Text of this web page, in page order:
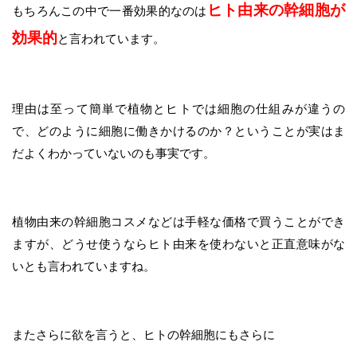
もちろんこの中で一番効果的なのは ヒト由来の幹細胞が
効果的と言われています。
理由は至って簡単で植物とヒトでは細胞の仕組みが違うの
で、どのように細胞に働きかけるのか？ということが実はま
だよくわかっていないのも事実です。
植物由来の幹細胞コスメなどは手軽な価格で買うことができ
ますが、どうせ使うならヒト由来を使わないと正直意味がな
いとも言われていますね。
またさらに欲を言うと、ヒトの幹細胞にもさらに